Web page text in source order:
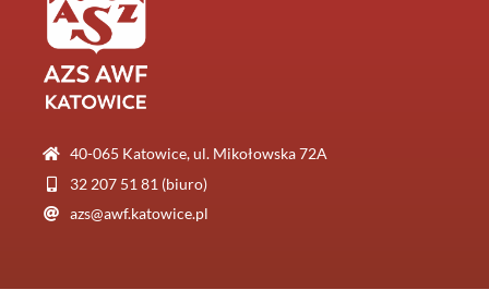
40-065 Katowice, ul. Mikołowska 72A
32 207 51 81 (biuro)
azs@awf.katowice.pl